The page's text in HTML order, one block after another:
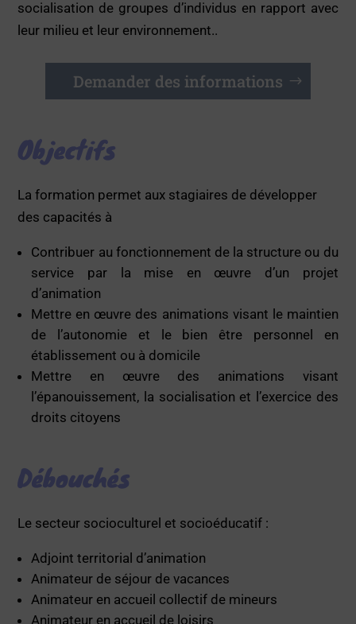
socialisation de groupes d’individus en rapport avec
leur milieu et leur environnement..
Demander des informations
Objectifs
La formation permet aux stagiaires de développer
des capacités à
Contribuer au fonctionnement de la structure ou du
service par la mise en œuvre d’un projet
d’animation
Mettre en œuvre des animations visant le maintien
de l’autonomie et le bien être personnel en
établissement ou à domicile
Mettre en œuvre des animations visant
l’épanouissement, la socialisation et l’exercice des
droits citoyens
Débouchés
Le secteur socioculturel et socioéducatif :
Adjoint territorial d’animation
Animateur de séjour de vacances
Animateur en accueil collectif de mineurs
Animateur en accueil de loisirs